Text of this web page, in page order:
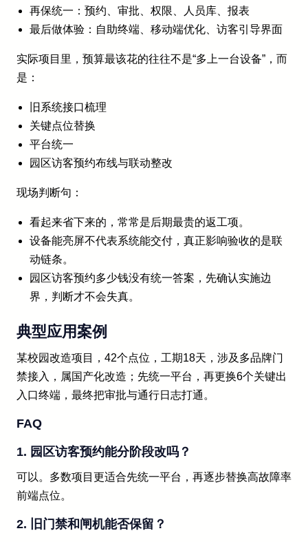
再保统一：预约、审批、权限、人员库、报表
最后做体验：自助终端、移动端优化、访客引导界面
实际项目里，预算最该花的往往不是“多上一台设备”，而
是：
旧系统接口梳理
关键点位替换
平台统一
园区访客预约布线与联动整改
现场判断句：
看起来省下来的，常常是后期最贵的返工项。
设备能亮屏不代表系统能交付，真正影响验收的是联
动链条。
园区访客预约多少钱没有统一答案，先确认实施边
界，判断才不会失真。
典型应用案例
某校园改造项目，42个点位，工期18天，涉及多品牌门
禁接入，属国产化改造；先统一平台，再更换6个关键出
入口终端，最终把审批与通行日志打通。
FAQ
1. 园区访客预约能分阶段改吗？
可以。多数项目更适合先统一平台，再逐步替换高故障率
前端点位。
2. 旧门禁和闸机能否保留？